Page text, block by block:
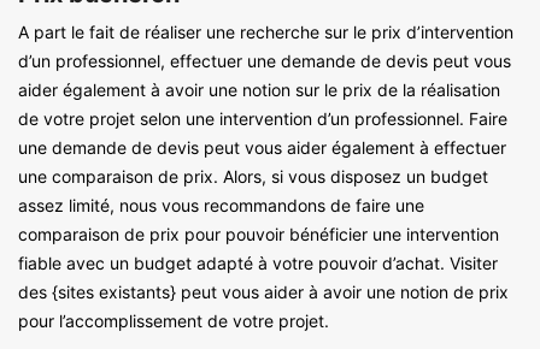
A part le fait de réaliser une recherche sur le prix d’intervention
d’un professionnel, effectuer une demande de devis peut vous
aider également à avoir une notion sur le prix de la réalisation
de votre projet selon une intervention d’un professionnel. Faire
une demande de devis peut vous aider également à effectuer
une comparaison de prix. Alors, si vous disposez un budget
assez limité, nous vous recommandons de faire une
comparaison de prix pour pouvoir bénéficier une intervention
fiable avec un budget adapté à votre pouvoir d’achat. Visiter
des {sites existants} peut vous aider à avoir une notion de prix
pour l’accomplissement de votre projet.